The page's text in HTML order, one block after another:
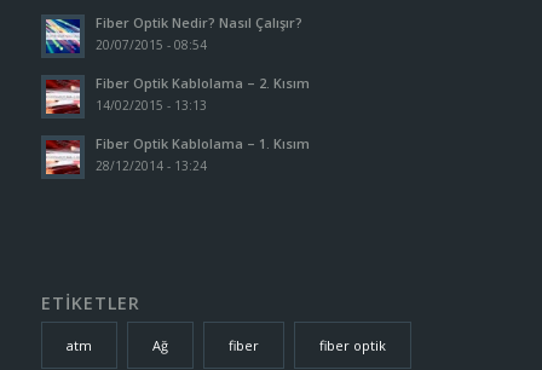
Fiber Optik Nedir? Nasıl Çalışır?
20/07/2015 - 08:54
Fiber Optik Kablolama – 2. Kısım
14/02/2015 - 13:13
Fiber Optik Kablolama – 1. Kısım
28/12/2014 - 13:24
ETİKETLER
atm Ağ fiber fiber optik